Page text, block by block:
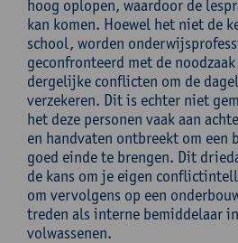
hoog oplopen, waardoor de
kan komen. Hoewel het niet de
school, worden
geconfronteerd met de
dergelijke conflicten om de
verzekeren. Dit is echter niet
het deze personen vaak aan
en handvaten ontbreekt om een
goed einde te brengen. Dit
de kans om je eigen
om vervolgens op een
treden als interne bemiddelaar
volwassenen.